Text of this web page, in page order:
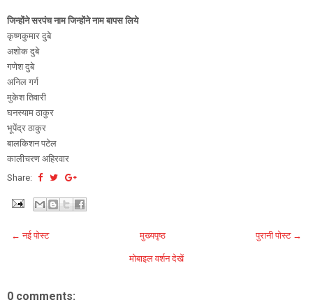
जिन्होंने सरपंच नाम जिन्होंने नाम बापस लिये
कृष्णकुमार दुबे
अशोक दुबे
गणेश दुबे
अनिल गर्ग
मुकेश तिवारी
घनस्याम ठाकुर
भूपेंद्र ठाकुर
बालकिशन पटेल
कालीचरण अहिरवार
Share:
← नई पोस्ट पुरानी पोस्ट →
मुख्यपृष्ठ
मोबाइल वर्शन देखें
0 comments: